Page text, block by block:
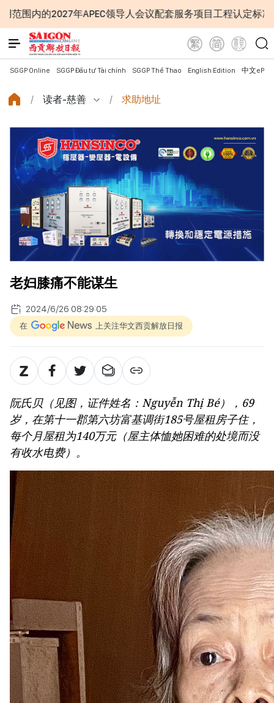
会议配套服务项目工程认定标准 越南第十六届国会第
SGGP Online SGGP Đầu tư Tài chính SGGP Thể Thao English Edition 中文
读者-慈善 求助地址
老妇膝痛不能谋生
2024/6/26 08:29:05
在 上关注华文西贡解放日报
阮氏贝（见图，证件姓名：Nguyễn Thị Bé），69
岁，在第十一郡第六坊富基调街185号屋租房子住，
每个月屋租为140万元（屋主体恤她困难的处境而没
有收水电费）。